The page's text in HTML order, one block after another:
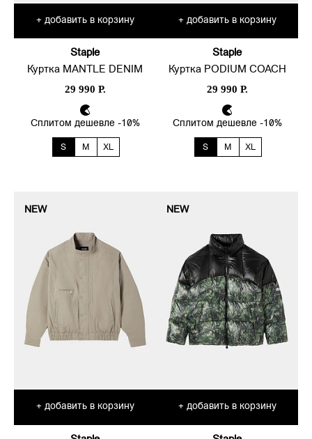
+ добавить в корзину
Staple
Куртка MANTLE DENIM
29 990 Р.
Сплитом дешевле -10%
S M XL
+ добавить в корзину
Staple
Куртка PODIUM COACH
29 990 Р.
Сплитом дешевле -10%
S M XL
NEW
+ добавить в корзину
NEW
+ добавить в корзину